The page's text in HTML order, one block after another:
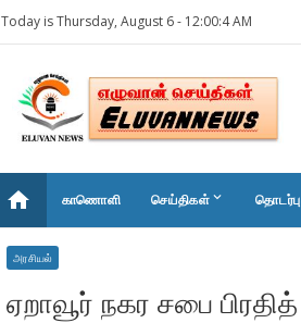
Today is Thursday, August 6 - 12:00:4 AM
home காணொளி செய்திகள் keyboard_arrow_down
அரசியல்
ஏறாவூர் நகர சபை